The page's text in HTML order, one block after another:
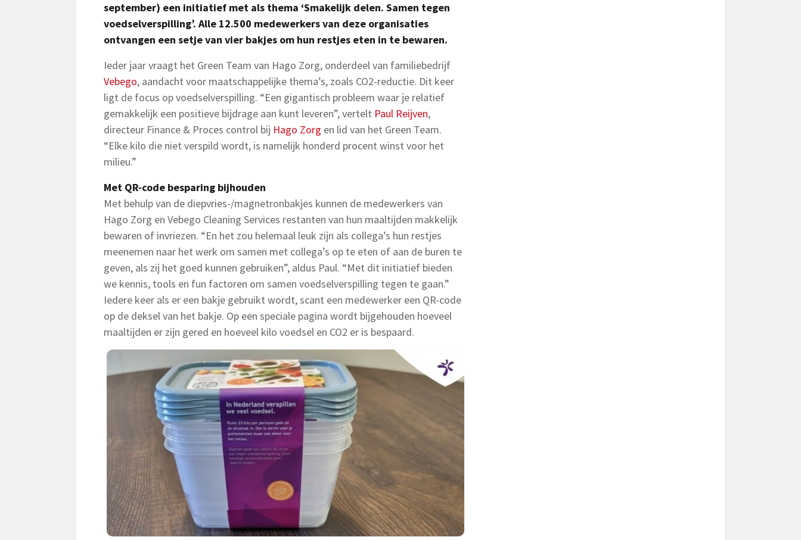
september) een initiatief met als thema ‘Smakelijk delen. Samen tegen
voedselverspilling’. Alle 12.500 medewerkers van deze organisaties
ontvangen een setje van vier bakjes om hun restjes eten in te bewaren.
Ieder jaar vraagt het Green Team van Hago Zorg, onderdeel van familiebedrijf
Vebego, aandacht voor maatschappelijke thema’s, zoals CO2-reductie. Dit keer
ligt de focus op voedselverspilling. “Een gigantisch probleem waar je relatief
gemakkelijk een positieve bijdrage aan kunt leveren”, vertelt Paul Reijven,
directeur Finance & Proces control bij Hago Zorg en lid van het Green Team.
“Elke kilo die niet verspild wordt, is namelijk honderd procent winst voor het
milieu.”
Met QR-code besparing bijhouden
Met behulp van de diepvries-/magnetronbakjes kunnen de medewerkers van
Hago Zorg en Vebego Cleaning Services restanten van hun maaltijden makkelijk
bewaren of invriezen. “En het zou helemaal leuk zijn als collega’s hun restjes
meenemen naar het werk om samen met collega’s op te eten of aan de buren te
geven, als zij het goed kunnen gebruiken”, aldus Paul. “Met dit initiatief bieden
we kennis, tools en fun factoren om samen voedselverspilling tegen te gaan.”
Iedere keer als er een bakje gebruikt wordt, scant een medewerker een QR-code
op de deksel van het bakje. Op een speciale pagina wordt bijgehouden hoeveel
maaltijden er zijn gered en hoeveel kilo voedsel en CO2 er is bespaard.